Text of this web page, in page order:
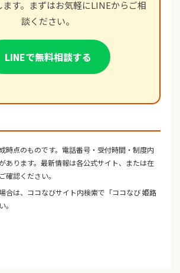
す。まずはお気軽にLINEからご相
談ください。
LINEで無料相談する
時点のものです。電話番号・受付時間・制度内
あります。最新情報は各公式サイト、または在
確認ください。
合は、ココなびサイト内検索で「ココなび 姫路
。